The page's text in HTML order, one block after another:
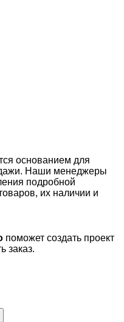
основанием для
Наши менеджеры
подробной
их наличии и
поможет создать проект
заказ.